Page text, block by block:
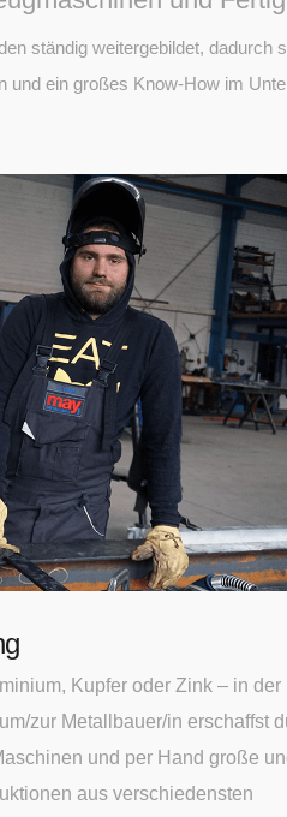
ständig weitergebildet, dadurch
und ein großes Know-How im
Kupfer oder Zink – in der
zur Metallbauer/in erschaffst
und per Hand große
aus verschiedensten